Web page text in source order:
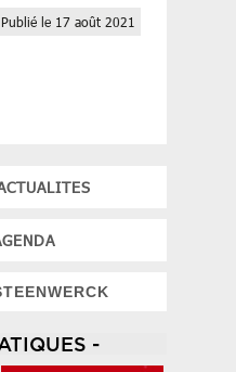
le 17 août 2021
-